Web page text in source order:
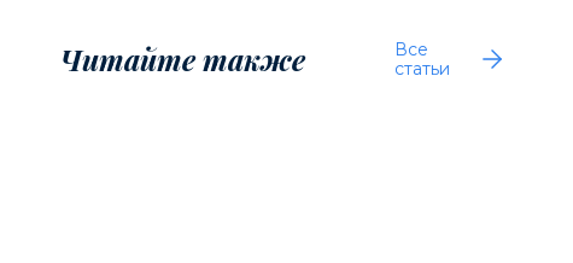
Читайте также
Все
статьи